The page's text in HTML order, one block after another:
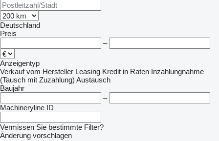
Deutschland
Preis
–
Anzeigentyp
Verkauf vom Hersteller Leasing Kredit in Raten Inzahlungnahme
(Tausch mit Zuzahlung) Austausch
Baujahr
–
Machineryline ID
Vermissen Sie bestimmte Filter?
Änderung vorschlagen